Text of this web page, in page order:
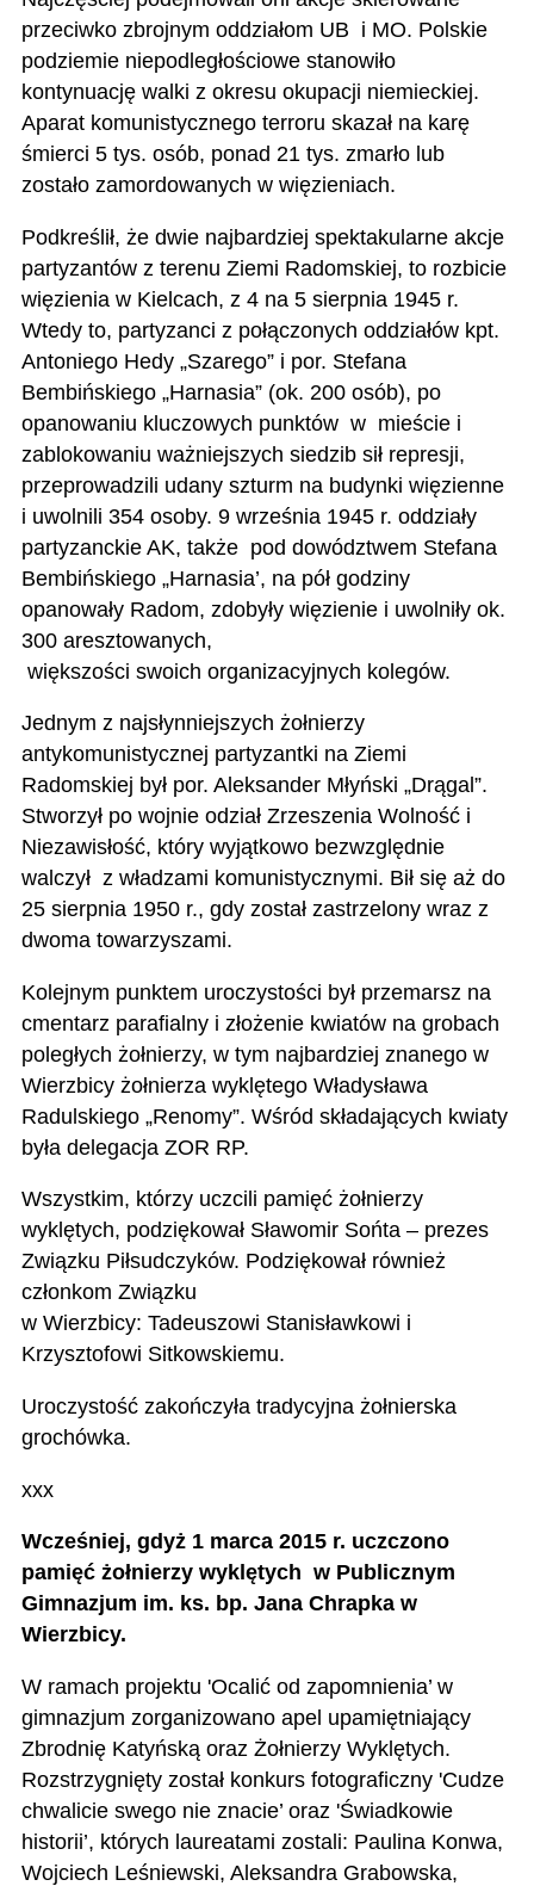
przeciwko zbrojnym oddziałom UB i MO. Polskie
podziemie niepodległościowe stanowiło
kontynuację walki z okresu okupacji niemieckiej.
Aparat komunistycznego terroru skazał na karę
śmierci 5 tys. osób, ponad 21 tys. zmarło lub
zostało zamordowanych w więzieniach.
Podkreślił, że dwie najbardziej spektakularne akcje
partyzantów z terenu Ziemi Radomskiej, to rozbicie
więzienia w Kielcach, z 4 na 5 sierpnia 1945 r.
Wtedy to, partyzanci z połączonych oddziałów kpt.
Antoniego Hedy „Szarego” i por. Stefana
Bembińskiego „Harnasia” (ok. 200 osób), po
opanowaniu kluczowych punktów w mieście i
zablokowaniu ważniejszych siedzib sił represji,
przeprowadzili udany szturm na budynki więzienne
i uwolnili 354 osoby. 9 września 1945 r. oddziały
partyzanckie AK, także pod dowództwem Stefana
Bembińskiego „Harnasia’, na pół godziny
opanowały Radom, zdobyły więzienie i uwolniły ok.
300 aresztowanych,
większości swoich organizacyjnych kolegów.
Jednym z najsłynniejszych żołnierzy
antykomunistycznej partyzantki na Ziemi
Radomskiej był por. Aleksander Młyński „Drągal”.
Stworzył po wojnie odział Zrzeszenia Wolność i
Niezawisłość, który wyjątkowo bezwzględnie
walczył z władzami komunistycznymi. Bił się aż do
25 sierpnia 1950 r., gdy został zastrzelony wraz z
dwoma towarzyszami.
Kolejnym punktem uroczystości był przemarsz na
cmentarz parafialny i złożenie kwiatów na grobach
poległych żołnierzy, w tym najbardziej znanego w
Wierzbicy żołnierza wyklętego Władysława
Radulskiego „Renomy”. Wśród składających kwiaty
była delegacja ZOR RP.
Wszystkim, którzy uczcili pamięć żołnierzy
wyklętych, podziękował Sławomir Sońta – prezes
Związku Piłsudczyków. Podziękował również
członkom Związku
w Wierzbicy: Tadeuszowi Stanisławkowi i
Krzysztofowi Sitkowskiemu.
Uroczystość zakończyła tradycyjna żołnierska
grochówka.
xxx
Wcześniej, gdyż 1 marca 2015 r. uczczono
pamięć żołnierzy wyklętych w Publicznym
Gimnazjum im. ks. bp. Jana Chrapka w
Wierzbicy.
W ramach projektu 'Ocalić od zapomnienia’ w
gimnazjum zorganizowano apel upamiętniający
Zbrodnię Katyńską oraz Żołnierzy Wyklętych.
Rozstrzygnięty został konkurs fotograficzny 'Cudze
chwalicie swego nie znacie’ oraz 'Świadkowie
historii’, których laureatami zostali: Paulina Konwa,
Wojciech Leśniewski, Aleksandra Grabowska,